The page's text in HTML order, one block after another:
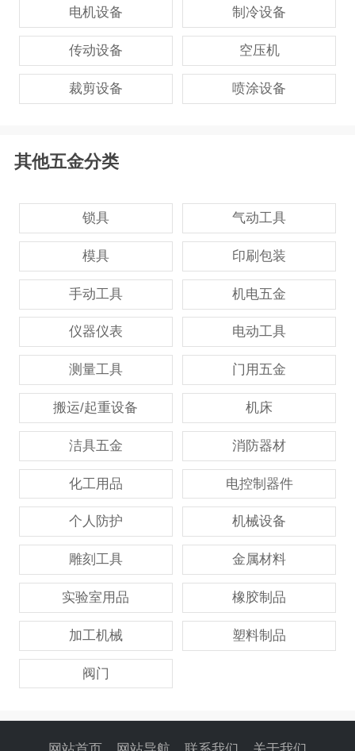
电机设备 制冷设备
传动设备 空压机
裁剪设备 喷涂设备
其他五金分类
锁具 气动工具
模具 印刷包装
手动工具 机电五金
仪器仪表 电动工具
测量工具 门用五金
搬运/起重设备 机床
洁具五金 消防器材
化工用品 电控制器件
个人防护 机械设备
雕刻工具 金属材料
实验室用品 橡胶制品
加工机械 塑料制品
阀门